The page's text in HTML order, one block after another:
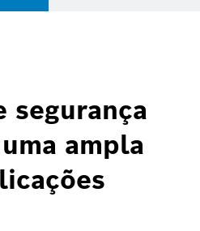
segurança
ampla